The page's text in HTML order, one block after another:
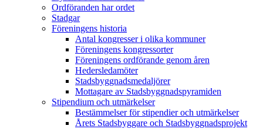
Ordföranden har ordet
Stadgar
Föreningens historia
Antal kongresser i olika kommuner
Föreningens kongressorter
Föreningens ordförande genom åren
Hedersledamöter
Stadsbyggnadsmedaljörer
Mottagare av Stadsbyggnadspyramiden
Stipendium och utmärkelser
Bestämmelser för stipendier och utmärkelser
Årets Stadsbyggare och Stadsbyggnadsprojekt